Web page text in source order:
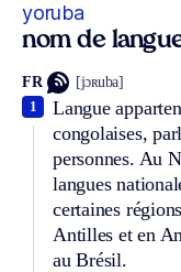
yoruba
nom de
FR [jɔʀuba]
Langue
congolaises,
personnes. Au
langues
certaines
Antilles et en
au Brésil.
1